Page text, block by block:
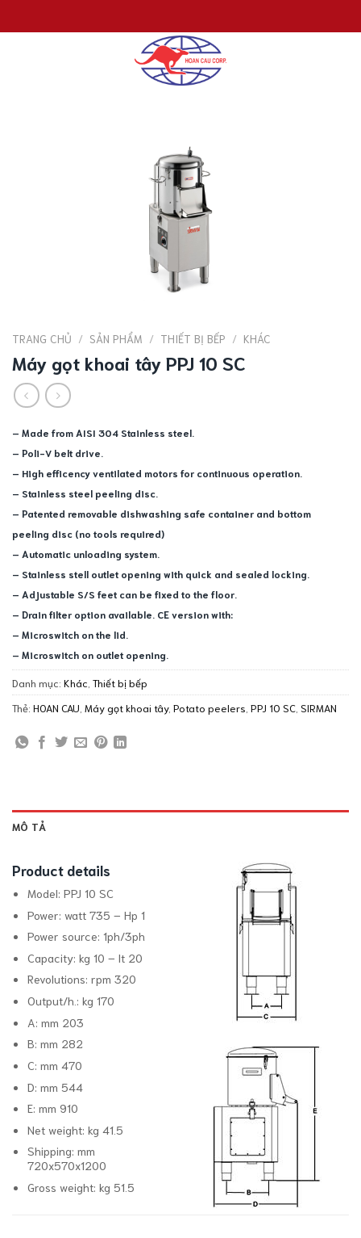
đến
TRANG CHỦ / SẢN PHẨM / THIẾT BỊ BẾP / KHÁC
Máy gọt khoai tây PPJ 10 SC
– Made from AISI 304 Stainless steel.
– Poli-V belt drive.
– High efficency ventilated motors for continuous operation.
– Stainless steel peeling disc.
– Patented removable dishwashing safe container and bottom
peeling disc (no tools required)
– Automatic unloading system.
– Stainless stell outlet opening with quick and sealed locking.
– Adjustable S/S feet can be fixed to the floor.
– Drain filter option available. CE version with:
– Microswitch on the lid.
– Microswitch on outlet opening.
Danh mục: Khác Thiết bị bếp
Thẻ: HOAN CAU Máy gọt khoai tây, Potato peelers PPJ 10 SC SIRMAN
MÔ TẢ
Product details
Model: PPJ 10 SC
Power: watt 735 – Hp 1
Power source: 1ph/3ph
Capacity: kg 10 – lt 20
Revolutions: rpm 320
Output/h.: kg 170
A: mm 203
B: mm 282
C: mm 470
D: mm 544
E: mm 910
Net weight: kg 41.5
Shipping: mm
720x570x1200
Gross weight: kg 51.5